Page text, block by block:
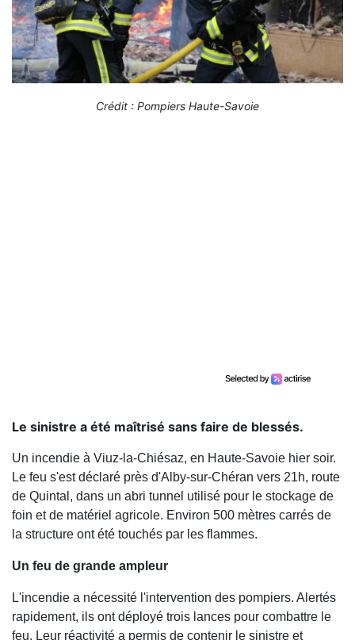
Crédit : Pompiers Haute-Savoie
Le sinistre a été maîtrisé sans faire de blessés.
Un incendie à Viuz-la-Chiésaz, en Haute-Savoie hier soir.
Le feu s'est déclaré près d'Alby-sur-Chéran vers 21h, route
de Quintal, dans un abri tunnel utilisé pour le stockage de
foin et de matériel agricole. Environ 500 mètres carrés de
la structure ont été touchés par les flammes.
Un feu de grande ampleur
L'incendie a nécessité l'intervention des pompiers. Alertés
rapidement, ils ont déployé trois lances pour combattre le
feu. Leur réactivité a permis de contenir le sinistre et